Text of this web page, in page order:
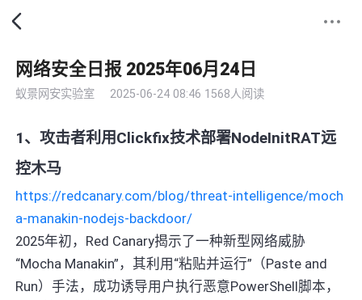
网络安全日报 2025年06月24日
蚁景网安实验室 2025-06-24 08:46 1568人阅读
1、攻击者利用Clickfix技术部署NodeInitRAT远
控木马
https://redcanary.com/blog/threat-intelligence/moch
a-manakin-nodejs-backdoor/
2025年初，Red Canary揭示了一种新型网络威胁
“Mocha Manakin”，其利用“粘贴并运行”（Paste and
Run）手法，成功诱导用户执行恶意PowerShell脚本，